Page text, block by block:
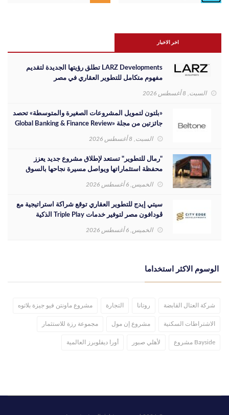
اخر الاخبار
LARZ Developments تطلق رؤيتها الجديدة لتقديم
مفهوم متكامل للتطوير العقاري في مصر
السبت, 8 أغسطس 2026
«بلتون لتمويل المشروعات الصغيرة والمتوسطة» تحصد
جائزتين من مجلة «Global Banking & Finance Review
السبت, 8 أغسطس 2026
"رمال للتطوير" تستعد لإطلاق مشروع جديد يعزز
محفظة استثماراتها ويواصل مسيرة نجاحها بالسوق
الخميس, 6 أغسطس 2026
سيتي إيدج للتطوير العقاري توقع شراكة استراتيجية مع
ڤودافون مصر لتوفير خدمات Triple Play الذكية
بمشروع داون تاون بمدينة العلمين الجديدة
الخميس, 6 أغسطس 2026
الوسوم الاكثر استخداما
شركة العتال القابضة روتانا التجارة مشروع ماونتن فيو جيزة بلاتوه
الاشتراطات السكنية مشروع إن مول مجموعة رزة للاستثمار
Bayside مشروع لأهلي صبور أورا ديفلوبرز العالمية